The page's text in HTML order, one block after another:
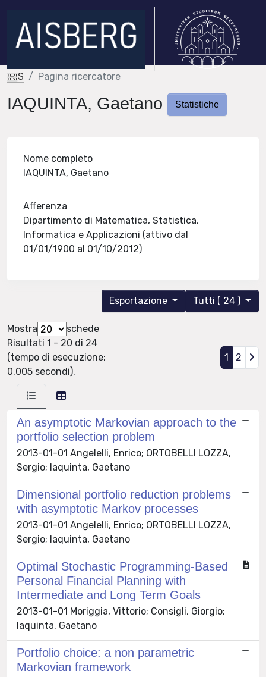
IRIS Pagina ricercatore
IAQUINTA, Gaetano Statistiche
Nome completo
IAQUINTA, Gaetano
Afferenza
Dipartimento di Matematica, Statistica,
Informatica e Applicazioni (attivo dal
01/01/1900 al 01/10/2012)
Tutti ( 24 )
Esportazione
Mostra
schede
Risultati 1 - 20 di 24
(tempo di esecuzione:
0.005 secondi).
1 2
An asymptotic Markovian approach to the
portfolio selection problem
2013-01-01 Angelelli, Enrico; ORTOBELLI LOZZA,
Sergio; Iaquinta, Gaetano
Dimensional portfolio reduction problems
with asymptotic Markov processes
2013-01-01 Angelelli, Enrico; ORTOBELLI LOZZA,
Sergio; Iaquinta, Gaetano
Optimal Stochastic Programming-Based
Personal Financial Planning with
Intermediate and Long Term Goals
2013-01-01 Moriggia, Vittorio; Consigli, Giorgio;
Iaquinta, Gaetano
Portfolio choice: a non parametric
Markovian framework